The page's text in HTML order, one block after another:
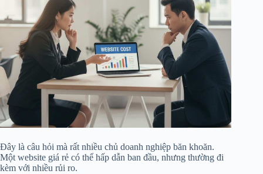
Đây là câu hỏi mà rất nhiều chủ doanh nghiệp băn khoăn.
Một website giá rẻ có thể hấp dẫn ban đầu, nhưng thường đi
kèm với nhiều rủi ro.